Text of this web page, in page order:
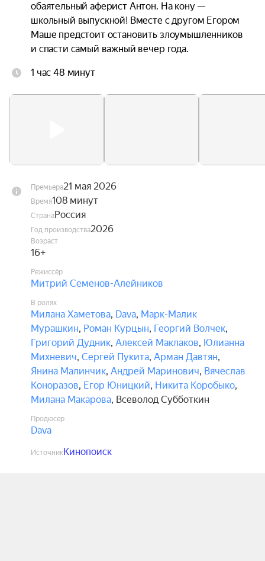
обаятельный аферист Антон. На кону —
школьный выпускной! Вместе с другом Егором
Маше предстоит остановить злоумышленников
и спасти самый важный вечер года.
1 час 48 минут
Премьера21 мая 2026
Время108 минут
СтранаРоссия
Год производства2026
Возраст
16+
Режиссёр
Митрий Семенов-Алейников
В ролях
Милана Хаметова, Dava, Марк-Малик
Мурашкин, Роман Курцын, Георгий Волчек,
Григорий Дудник, Алексей Маклаков, Юлианна
Михневич, Сергей Пукита, Арман Давтян,
Янина Малинчик, Андрей Маринович, Вячеслав
Коноразов, Егор Юницкий, Никита Коробыко,
Милана Макарова, Всеволод Субботкин
Продюсер
Dava
ИсточникКинопоиск